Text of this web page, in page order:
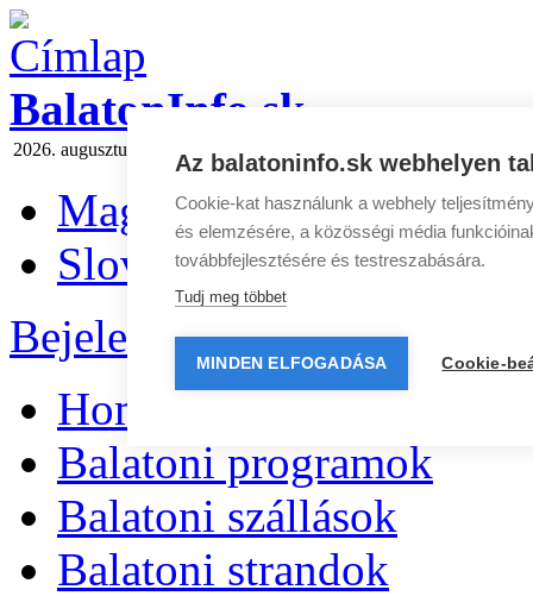
BalatonInfo.sk
2026. augusztus 6 csütörtök Ma: Berta Holnap: Ibolya Hírlevél
Magyar
Slovenčina
Bejelentkezés|Regisztráció
Home
Balatoni programok
Balatoni szállások
Balatoni strandok
Az balatoninfo.sk webhelyen
Cookie-kat használunk a webhely
és elemzésére, a közösségi média
továbbfejlesztésére és testreszabására.
Tudj meg többet
MINDEN ELFOGADÁSA Cookie-